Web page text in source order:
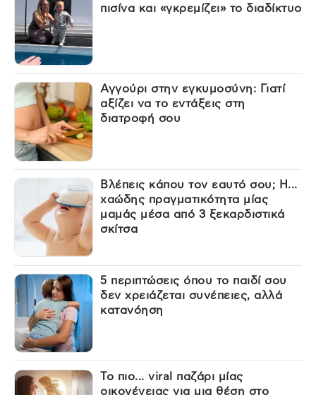
πισίνα και «γκρεμίζει» το διαδίκτυο
Αγγούρι στην εγκυμοσύνη: Γιατί
αξίζει να το εντάξεις στη
διατροφή σου
Βλέπεις κάπου τον εαυτό σου; Η...
χαώδης πραγματικότητα μίας
μαμάς μέσα από 3 ξεκαρδιστικά
σκίτσα
5 περιπτώσεις όπου το παιδί σου
δεν χρειάζεται συνέπειες, αλλά
κατανόηση
Το πιο... viral παζάρι μίας
οικογένειας για μια θέση στο